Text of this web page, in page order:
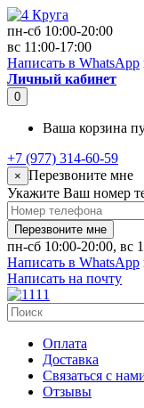
пн-сб 10:00-20:00
вс 11:00-17:00
Написать в WhatsApp
Личный кабинет
0
Ваша корзина
+7 (977) 314-60-59
× Перезвоните мне
Укажите Ваш номер
Перезвоните мне
пн-сб 10:00-20:00, вс
Написать в WhatsApp
Написать на почту
Оплата
Доставка
Связаться с
Отзывы